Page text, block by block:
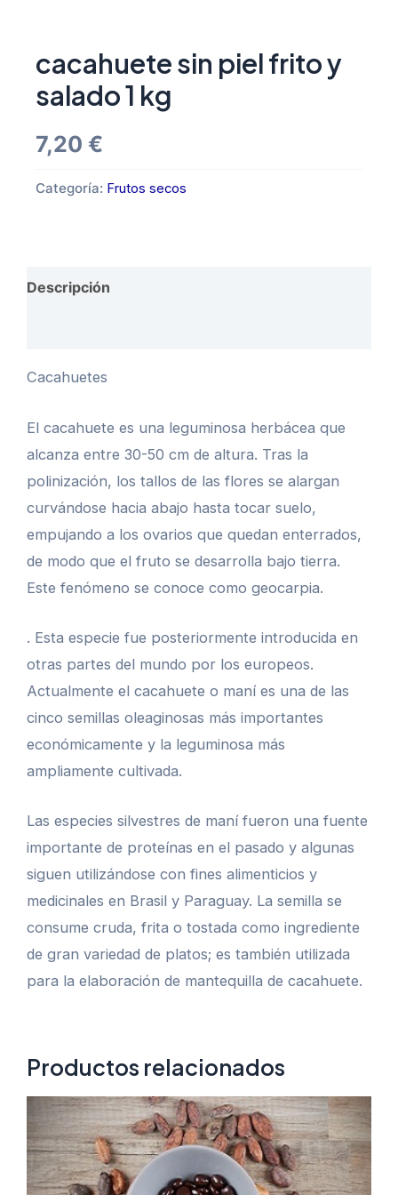
cacahuete sin piel frito y
salado 1 kg
7,20 €
Categoría: Frutos secos
Descripción
Cacahuetes
El cacahuete es una leguminosa herbácea que
alcanza entre 30-50 cm de altura. Tras la
polinización, los tallos de las flores se alargan
curvándose hacia abajo hasta tocar suelo,
empujando a los ovarios que quedan enterrados,
de modo que el fruto se desarrolla bajo tierra.
Este fenómeno se conoce como geocarpia.
. Esta especie fue posteriormente introducida en
otras partes del mundo por los europeos.
Actualmente el cacahuete o maní es una de las
cinco semillas oleaginosas más importantes
económicamente y la leguminosa más
ampliamente cultivada.
Las especies silvestres de maní fueron una fuente
importante de proteínas en el pasado y algunas
siguen utilizándose con fines alimenticios y
medicinales en Brasil y Paraguay. La semilla se
consume cruda, frita o tostada como ingrediente
de gran variedad de platos; es también utilizada
para la elaboración de mantequilla de cacahuete.
Productos relacionados